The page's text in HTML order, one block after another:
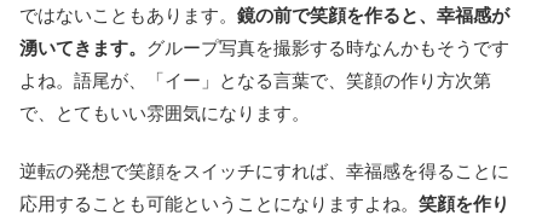
ではないこともあります。 鏡の前で笑顔を作ると、幸福感が
湧いてきます。 グループ写真を撮影する時なんかもそうです
よね。語尾が、「イー」となる言葉で、笑顔の作り方次第
で、とてもいい雰囲気になります。
逆転の発想で笑顔をスイッチにすれば、幸福感を得ることに
応用することも可能ということになりますよね。 笑顔を作り